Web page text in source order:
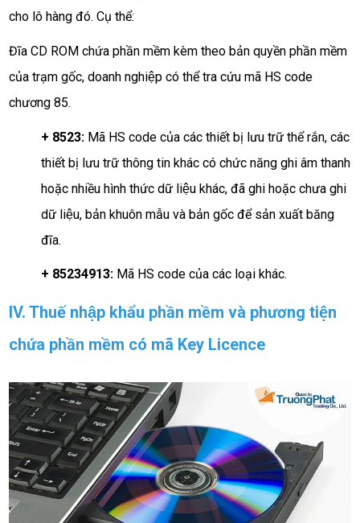
cho lô hàng đó. Cụ thể:
Đĩa CD ROM chứa phần mềm kèm theo bản quyền phần mềm
của trạm gốc, doanh nghiệp có thể tra cứu mã HS code
chương 85.
+ 8523: Mã HS code của các thiết bị lưu trữ thể rắn, các
thiết bị lưu trữ thông tin khác có chức năng ghi âm thanh
hoặc nhiều hình thức dữ liệu khác, đã ghi hoặc chưa ghi
dữ liệu, bản khuôn mẫu và bản gốc để sản xuất băng
đĩa.
+ 85234913: Mã HS code của các loại khác.
IV. Thuế nhập khẩu phần mềm và phương tiện
chứa phần mềm có mã Key Licence